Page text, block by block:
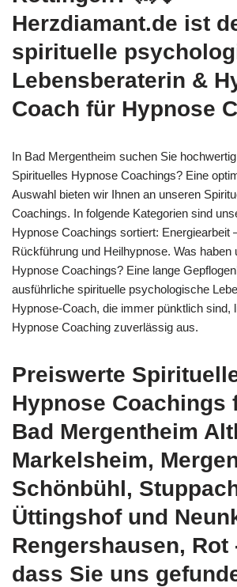
Herzdiamant.de ist
spirituelle
Lebensberaterin &
Coach für Hypnose
In Bad Mergentheim suchen Sie
Spirituelles Hypnose Coachings? Eine
Auswahl bieten wir Ihnen an unseren
Coachings. In folgende Kategorien sind
Hypnose Coachings sortiert: Energiearbeit
Rückführung und Heilhypnose. Was haben
Hypnose Coachings? Eine lange
ausführliche spirituelle psychologische
Hypnose-Coach, die immer pünktlich sind,
Hypnose Coaching zuverlässig aus.
Preiswerte
Hypnose Coachings
Bad Mergentheim
Markelsheim,
Schönbühl,
Üttingshof und
Rengershausen, Rot
dass Sie uns